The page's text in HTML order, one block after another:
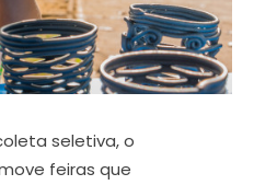
seletiva, o
feiras que